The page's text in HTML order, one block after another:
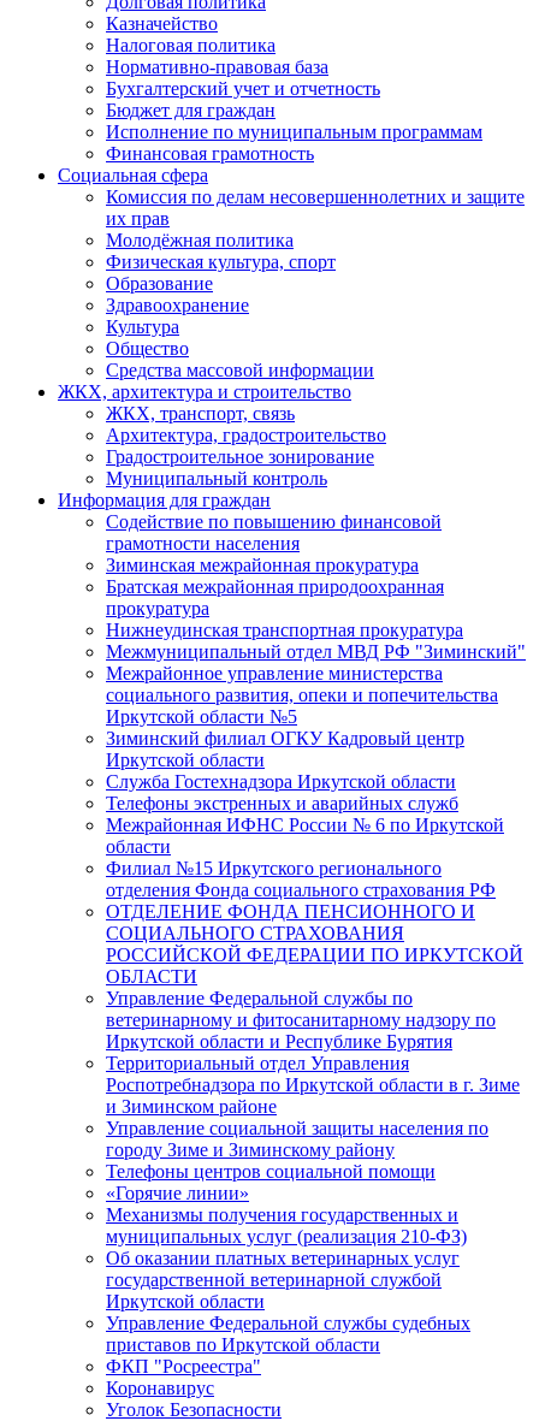
Казначейство
Налоговая политика
Нормативно-правовая база
Бухгалтерский учет и отчетность
Бюджет для граждан
Исполнение по муниципальным программам
Финансовая грамотность
Социальная сфера
Комиссия по делам несовершеннолетних и защите
их прав
Молодёжная политика
Физическая культура, спорт
Образование
Здравоохранение
Культура
Общество
Средства массовой информации
ЖКХ, архитектура и строительство
ЖКХ, транспорт, связь
Архитектура, градостроительство
Градостроительное зонирование
Муниципальный контроль
Информация для граждан
Содействие по повышению финансовой
грамотности населения
Зиминская межрайонная прокуратура
Братская межрайонная природоохранная
прокуратура
Нижнеудинская транспортная прокуратура
Межмуниципальный отдел МВД РФ "Зиминский"
Межрайонное управление министерства
социального развития, опеки и попечительства
Иркутской области №5
Зиминский филиал ОГКУ Кадровый центр
Иркутской области
Служба Гостехнадзора Иркутской области
Телефоны экстренных и аварийных служб
Межрайонная ИФНС России № 6 по Иркутской
области
Филиал №15 Иркутского регионального
отделения Фонда социального страхования РФ
ОТДЕЛЕНИЕ ФОНДА ПЕНСИОННОГО И
СОЦИАЛЬНОГО СТРАХОВАНИЯ
РОССИЙСКОЙ ФЕДЕРАЦИИ ПО ИРКУТСКОЙ
ОБЛАСТИ
Управление Федеральной службы по
ветеринарному и фитосанитарному надзору по
Иркутской области и Республике Бурятия
Территориальный отдел Управления
Роспотребнадзора по Иркутской области в г. Зиме
и Зиминском районе
Управление социальной защиты населения по
городу Зиме и Зиминскому району
Телефоны центров социальной помощи
«Горячие линии»
Механизмы получения государственных и
муниципальных услуг (реализация 210-ФЗ)
Об оказании платных ветеринарных услуг
государственной ветеринарной службой
Иркутской области
Управление Федеральной службы судебных
приставов по Иркутской области
ФКП "Росреестра"
Коронавирус
Уголок Безопасности